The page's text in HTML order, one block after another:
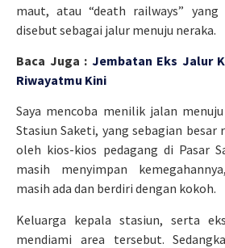
maut, atau “death railways”
disebut sebagai jalur menuju neraka.
Baca Juga : Jembatan Eks Jalur
Riwayatmu Kini
Saya mencoba menilik jalan
Stasiun Saketi, yang sebagian
oleh kios-kios pedagang di Pasar
masih menyimpan
masih ada dan berdiri dengan kokoh.
Keluarga kepala stasiun, serta
mendiami area tersebut.